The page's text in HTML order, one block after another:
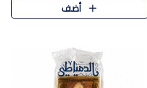
ونكهة جوزية غنية في كل
أضف